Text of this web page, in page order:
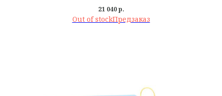
21 040 р.
Out of stock